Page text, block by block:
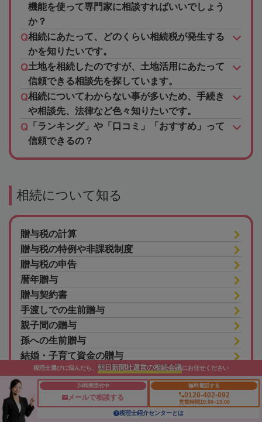
機能を使って専門家に相談すればいいでしょう
か？
相続にあたって、どのくらい相続税が発生する
かを知りたいです。
土地を相続したのですが、土地活用にあたって
信頼できる相談先を探しています。
相続についてわからない事が多いため、手続き
や相談先、法律など色々知りたいです。
「ランキング」や「口コミ」「おすすめ」って
信頼できるの？
相続について知る
贈与税の計算
贈与税の特例や非課税制度
贈与税の申告
暦年贈与
贈与契約書
手渡しでの生前贈与
親子間の贈与
孫への生前贈与
結婚・子育て資金の贈与
相続時精算課税制度
生前贈与加算
みなし贈与とは
贈与税の時効
税理士選びに悩んだら、 朝日新聞社運営の相続会議にお任せください
24時間受付中
メールで相談する
無料電話する
0120-402-092
営業時間10:00~19:00
税理士紹介センターとは